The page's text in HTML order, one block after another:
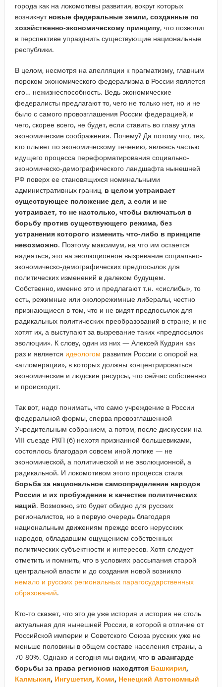
города как на локомотивы развития, вокруг которых
возникнут новые федеральные земли, созданные по
хозяйственно-экономическому принципу, что позволит
в перспективе упразднить существующие национальные
республики.
В целом, несмотря на апелляции к прагматизму, главным
пороком экономического федерализма в России является
его… нежизнеспособность. Ведь экономические
федералисты предлагают то, чего не только нет, но и не
было с самого провозглашения России федерацией, и
чего, скорее всего, не будет, если ставить во главу угла
экономические соображения. Почему? Да потому что, тех,
кто плывет по экономическому течению, являясь частью
идущего процесса переформатирования социально-
экономическо-демографического ландшафта нынешней
РФ поверх ее становящихся номинальными
административных границ, в целом устраивает
существующее положение дел, а если и не
устраивает, то не настолько, чтобы включаться в
борьбу против существующего режима, без
устранения которого изменить что-либо в принципе
невозможно. Поэтому максимум, на что им остается
надеяться, это на эволюционное вызревание социально-
экономическо-демографических предпосылок для
политических изменений в далеком будущем.
Собственно, именно это и предлагают т.н. «сислибы», то
есть, режимные или околорежимные либералы, честно
признающиеся в том, что и не видят предпосылок для
радикальных политических преобразований в стране, и не
хотят их, а выступают за вызревание таких «предпосылок
эволюции». К слову, один из них — Алексей Кудрин как
раз и является идеологом развития России с опорой на
«агломерации», в которых должны концентрироваться
экономические и людские ресурсы, что сейчас собственно
и происходит.
Так вот, надо понимать, что само учреждение в России
федеральной формы, сперва провозглашенной
Учредительным собранием, а потом, после дискуссии на
VIII съезде РКП (б) нехотя признанной большевиками,
состоялось благодаря совсем иной логике — не
экономической, а политической и не эволюционной, а
радикальной. И локомотивом этого процесса стала
борьба за национальное самоопределение народов
России и их пробуждение в качестве политических
наций. Возможно, это будет обидно для русских
регионалистов, но в первую очередь благодаря
национальным движениям прежде всего нерусских
народов, обладавшим ощущением собственных
политических субъектности и интересов. Хотя следует
отметить и помнить, что в условиях рассыпания старой
центральной власти и до создания новой возникло
немало и русских региональных парагосударственных
образований.
Кто-то скажет, что это де уже история и история не столь
актуальная для нынешней России, в которой в отличие от
Российской империи и Советского Союза русских уже не
меньше половины в общем составе населения страны, а
70-80%. Однако и сегодня мы видим, что в авангарде
борьбы за права регионов находятся Башкирия,
Калмыкия, Ингушетия, Коми, Ненецкий Автономный